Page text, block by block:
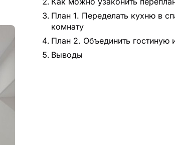
План 1. Переделать кухню в
комнату
План 2. Объединить гостиную
Выводы